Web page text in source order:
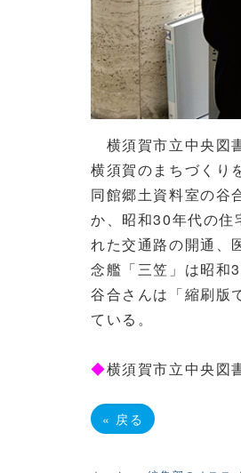
横須賀市立中央図
横須賀のまちづくり
同館郷土資料室の谷
か、昭和30年代の住
れた交通路の開通、
念艦「三笠」は昭和
谷合さんは「縮刷版
ている。
◆横須賀市立中央図
« 戻る